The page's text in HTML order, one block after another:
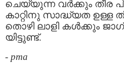
ചെയ്യുന്ന വർക്കും തീര
കാറ്റിനു സാദ്ധ്യത
തൊഴി ലാളി കള്‍ക്കും
യിട്ടുണ്ട്.
- pma